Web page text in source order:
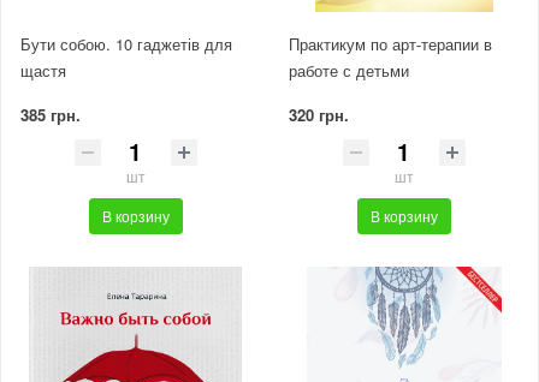
Бути собою. 10 гаджетів для
щастя
385 грн.
шт
В корзину
Практикум по арт-терапии в
работе с детьми
320 грн.
шт
В корзину